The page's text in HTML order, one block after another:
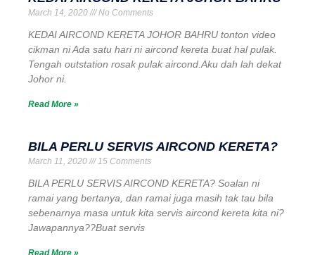
March 14, 2020 No Comments
KEDAI AIRCOND KERETA JOHOR BAHRU tonton video
cikman ni Ada satu hari ni aircond kereta buat hal pulak.
Tengah outstation rosak pulak aircond.Aku dah lah dekat
Johor ni.
Read More »
BILA PERLU SERVIS AIRCOND KERETA?
March 11, 2020 15 Comments
BILA PERLU SERVIS AIRCOND KERETA? Soalan ni
ramai yang bertanya, dan ramai juga masih tak tau bila
sebenarnya masa untuk kita servis aircond kereta kita ni?
Jawapannya??Buat servis
Read More »